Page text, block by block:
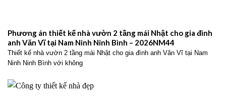
Phương án thiết kế nhà vườn 2 tầng mái Nhật cho gia đình
anh Văn Vĩ tại Nam Ninh Ninh Bình – 2026NM44
Thiết kế nhà vườn 2 tầng mái Nhật cho gia đình anh Văn Vĩ tại Nam
Ninh Ninh Bình với không